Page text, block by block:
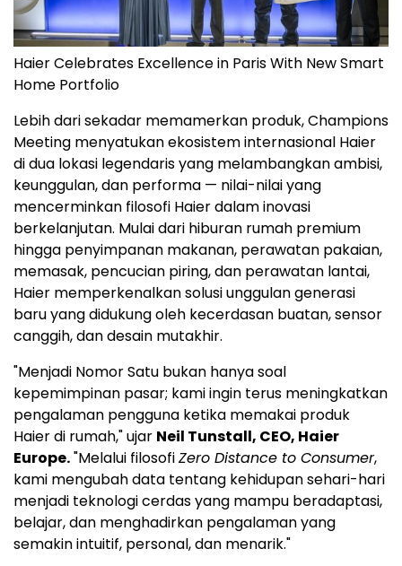
Haier Celebrates Excellence in Paris With New Smart
Home Portfolio
Lebih dari sekadar memamerkan produk, Champions
Meeting menyatukan ekosistem internasional Haier
di dua lokasi legendaris yang melambangkan ambisi,
keunggulan, dan performa — nilai-nilai yang
mencerminkan filosofi Haier dalam inovasi
berkelanjutan. Mulai dari hiburan rumah premium
hingga penyimpanan makanan, perawatan pakaian,
memasak, pencucian piring, dan perawatan lantai,
Haier memperkenalkan solusi unggulan generasi
baru yang didukung oleh kecerdasan buatan, sensor
canggih, dan desain mutakhir.
"Menjadi Nomor Satu bukan hanya soal
kepemimpinan pasar; kami ingin terus meningkatkan
pengalaman pengguna ketika memakai produk
Haier di rumah," ujar Neil Tunstall, CEO, Haier
Europe."Melalui filosofiZero Distance to Consumer,
kami mengubah data tentang kehidupan sehari-hari
menjadi teknologi cerdas yang mampu beradaptasi,
belajar, dan menghadirkan pengalaman yang
semakin intuitif, personal, dan menarik."